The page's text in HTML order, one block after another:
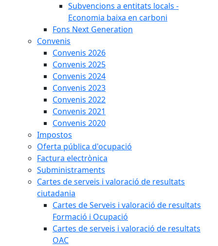
Subvencions a entitats locals -
Economia baixa en carboni
Fons Next Generation
Convenis
Convenis 2026
Convenis 2025
Convenis 2024
Convenis 2023
Convenis 2022
Convenis 2021
Convenis 2020
Impostos
Oferta pública d'ocupació
Factura electrònica
Subministraments
Cartes de serveis i valoració de resultats
ciutadania
Cartes de Serveis i valoració de resultats
Formació i Ocupació
Cartes de serveis i valoració de resultats
OAC